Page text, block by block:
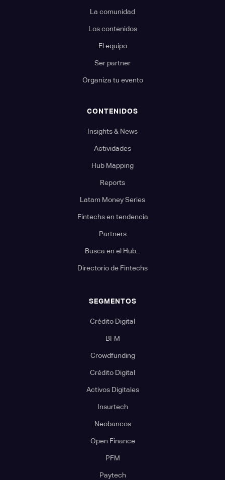
La comunidad
Los contenidos
El equipo
Ser partner
Organiza tu evento
CONTENIDOS
Insights & News
Actividades
Hub Mapping
Reports
Latam Money Series
Fintechs en tendencia
Partners
Busca en el Hub...
Directorio de Fintechs
SEGMENTOS
Crédito Digital
BFM
Crowdfunding
Crédito Digital
Activos Digitales
Insurtech
Neobancos
Open Finance
PFM
Paytech